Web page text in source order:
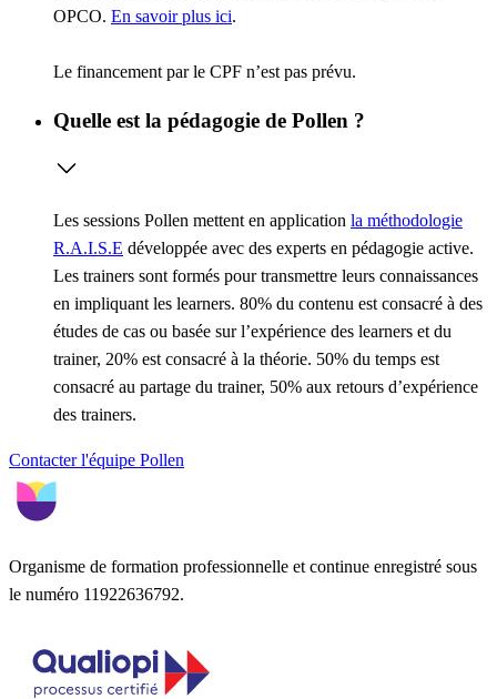
OPCO. En savoir plus ici.
Le financement par le CPF n’est pas prévu.
Quelle est la pédagogie de Pollen ?
Les sessions Pollen mettent en application la méthodologie
R.A.I.S.E développée avec des experts en pédagogie active.
Les trainers sont formés pour transmettre leurs connaissances
en impliquant les learners. 80% du contenu est consacré à des
études de cas ou basée sur l’expérience des learners et du
trainer, 20% est consacré à la théorie. 50% du temps est
consacré au partage du trainer, 50% aux retours d’expérience
des trainers.
Contacter l'équipe Pollen
Organisme de formation professionnelle et continue enregistré sous
le numéro 11922636792.